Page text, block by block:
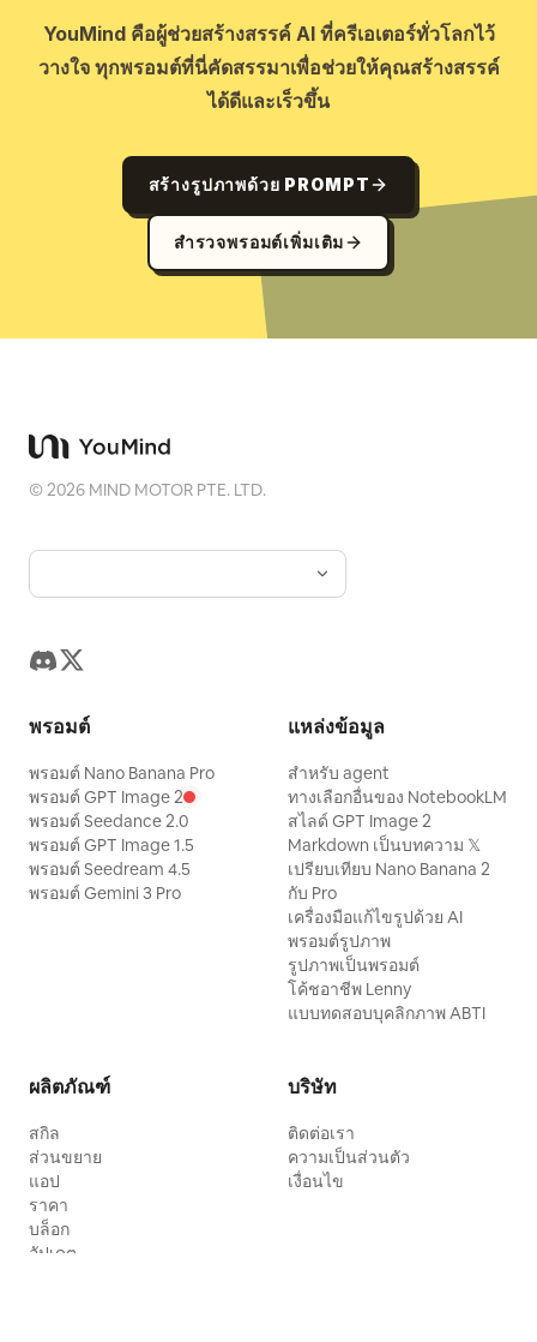
YouMind คือผู้ช่วยสร้างสรรค์ AI ที่ครีเอเตอร์ทั่วโลกไว้
วางใจ ทุกพรอมต์ที่นี่คัดสรรมาเพื่อช่วยให้คุณสร้างสรรค์
ได้ดีและเร็วขึ้น
สร้างรูปภาพด้วย PROMPT
สำรวจพรอมต์เพิ่มเติม
©2026 MIND MOTOR PTE. LTD.
พรอมต์
พรอมต์ Nano Banana Pro
พรอมต์ GPT Image 2
พรอมต์ Seedance 2.0
พรอมต์ GPT Image 1.5
พรอมต์ Seedream 4.5
พรอมต์ Gemini 3 Pro
แหล่งข้อมูล
สำหรับ agent
ทางเลือกอื่นของ NotebookLM
สไลด์ GPT Image 2
Markdown เป็นบทความ 𝕏
เปรียบเทียบ Nano Banana 2
กับ Pro
เครื่องมือแก้ไขรูปด้วย AI
พรอมต์รูปภาพ
รูปภาพเป็นพรอมต์
โค้ชอาชีพ Lenny
แบบทดสอบบุคลิกภาพ ABTI
ผลิตภัณฑ์
สกิล
ส่วนขยาย
แอป
ราคา
บล็อก
อัปเดต
บริษัท
ติดต่อเรา
ความเป็นส่วนตัว
เงื่อนไข